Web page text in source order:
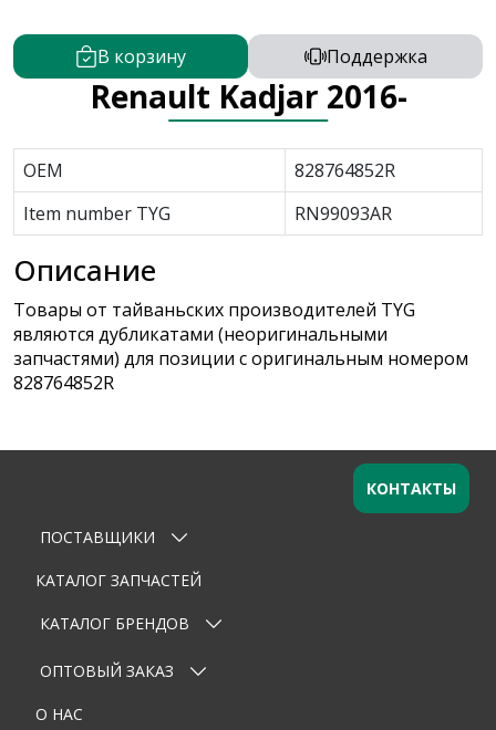
В корзину Поддержка
Renault Kadjar 2016-
OEM
828764852R
Item number TYG
RN99093AR
Описание
Товары от тайваньских производителей TYG
являются дубликатами (неоригинальными
запчастями) для позиции с оригинальным номером
828764852R
Оставьте заявку
Ваше имя
Email
Телефон
ПОСТАВЩИКИ
КАТАЛОГ ЗАПЧАСТЕЙ
КАТАЛОГ БРЕНДОВ
ОПТОВЫЙ ЗАКАЗ
О НАС
КОНТАКТЫ